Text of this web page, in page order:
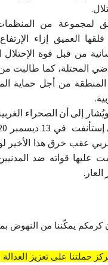
لمجموعة من المنظمات
العميق إزاء
من قبل قوة
المحتلة، كما طالبت
المنطقة من أجل حماية
إلى أن الصحراء
عقب خرق هذا الأخير
عليها قواته ضد
العار.
كرمكم يمكّننا من النهوض
حملتنا على تعزيز